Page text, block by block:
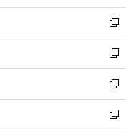
開
く
ウ
で
開
く
ン
ド
ウ
で
開
く
新
し
い
ウ
ィ
ン
ド
ウ
新
し
い
ウ
ィ
ン
新
し
い
新